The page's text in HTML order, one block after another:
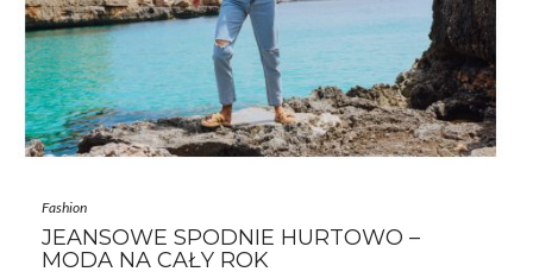
Fashion
JEANSOWE SPODNIE HURTOWO –
MODA NA CAŁY ROK